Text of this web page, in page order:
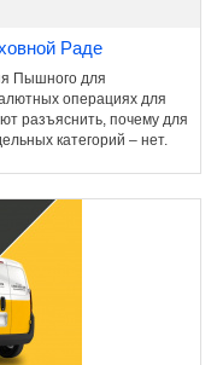
Раде
Пышного для
операциях для
разъяснить, почему для
категорий – нет.